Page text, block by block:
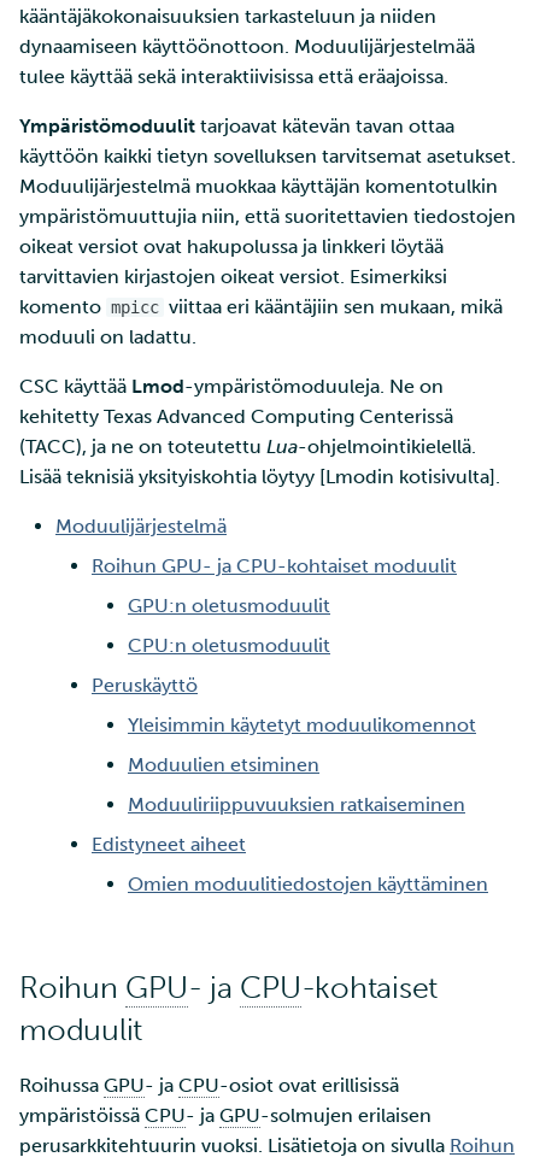
a
a
Jäsenten lisääminen
projektiisi
Palveluiden käyttöoikeuden
lisääminen projektille
Projektisi hallinta
Laskentayksiköiden
hakeminen
kasvattaminen
Mahti-supertietokoneen
suuren osion käyttö
Laskentayksiköiden käytön
tarkastelu
Monivaiheinen
Vahva tunnistautuminen
Moduuliriippuvuuksien
ratkaiseminen
Edistyneet aiheet
Omien
moduulitiedostojen
käyttäminen
Suuri läpäisykyky
Interaktiivinen käyttö
Suorituskyvyn tarkistuslista
R-Jupyter
TensorBoard
Visual Studio Code
Edistyneemmät
ominaisuudet
Tietokantainstanssin
koon muuttaminen
Tietokantainstanssien
uudelleenkoonti
pienten tiedostojen
tehokkaaseen siirtoon
Wgetin käyttö datan
lataamiseen
CSC:lle
Tiedostojen jakaminen ja
siirtäminen Funet
FileSenderillä
CSC:n
välillä
Etälevyjen liittäminen
ja IDAn välillä Puhtin
SD Services –
Versiohistoria
kääntäjäkokonaisuuksien tarkasteluun ja niiden
dynaamiseen käyttöönottoon. Moduulijärjestelmää
tulee käyttää sekä interaktiivisissa että eräajoissa.
Ympäristömoduulit tarjoavat kätevän tavan ottaa
käyttöön kaikki tietyn sovelluksen tarvitsemat asetukset.
Moduulijärjestelmä muokkaa käyttäjän komentotulkin
ympäristömuuttujia niin, että suoritettavien tiedostojen
oikeat versiot ovat hakupolussa ja linkkeri löytää
tarvittavien kirjastojen oikeat versiot. Esimerkiksi
komento mpicc viittaa eri kääntäjiin sen mukaan, mikä
moduuli on ladattu.
CSC käyttää Lmod-ympäristömoduuleja. Ne on
kehitetty Texas Advanced Computing Centerissä
(TACC), ja ne on toteutettu Lua-ohjelmointikielellä.
Lisää teknisiä yksityiskohtia löytyy [Lmodin kotisivulta].
Moduulijärjestelmä
Roihun GPU- ja CPU-kohtaiset moduulit
GPU:n oletusmoduulit
CPU:n oletusmoduulit
Peruskäyttö
Yleisimmin käytetyt moduulikomennot
Moduulien etsiminen
Moduuliriippuvuuksien ratkaiseminen
Edistyneet aiheet
Omien moduulitiedostojen käyttäminen
Roihun GPU- ja CPU-kohtaiset
moduulit
Roihussa GPU- ja CPU-osiot ovat erillisissä
ympäristöissä CPU- ja GPU-solmujen erilaisen
perusarkkitehtuurin vuoksi. Lisätietoja on sivulla Roihun